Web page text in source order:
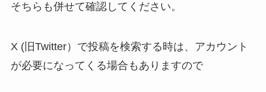
そちらも併せて確認してください。
X (旧Twitter）で投稿を検索する時は、アカウント
が必要になってくる場合もありますので